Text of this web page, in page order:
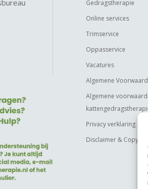
Gedragstherapie
Online services
Trimservice
Oppasservice
Vacatures
Algemene
Algemene
Privacy verklaring
Disclaimer & Copyright